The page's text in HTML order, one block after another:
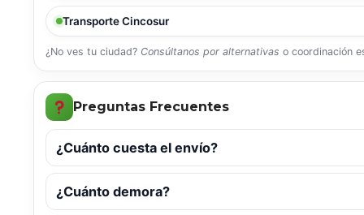
Transporte Cincosur
¿No ves tu ciudad? Consúltanos por alternativas o coordinación
Preguntas Frecuentes
¿Cuánto cuesta el envío?
¿Cuánto demora?